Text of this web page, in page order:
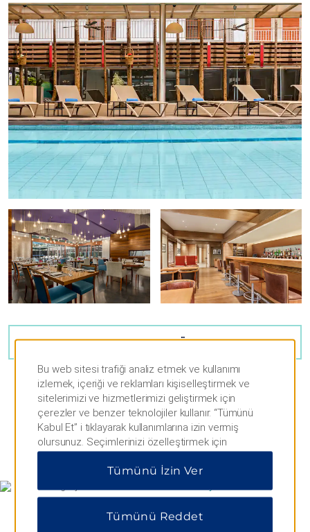
28FOTOĞRAFI GÖSTER
HARITA VE YOL TARIFLERI
Bu web sitesi trafiği analiz etmek ve kullanımı
izlemek, içeriği ve reklamları kişiselleştirmek ve
sitelerimizi ve hizmetlerimizi geliştirmek için
çerezler ve benzer teknolojiler kullanır. “Tümünü
Kabul Et” i tıklayarak kullanımlarına izin vermiş
olursunuz. Seçimlerinizi özelleştirmek için
“Tercihleri Yönet” veya yalnızca gerekli çerezlere
izin vermek için “Tümünü Reddet” i tıklayabilirsiniz.
Tümünü İzin Ver
Tümünü Reddet